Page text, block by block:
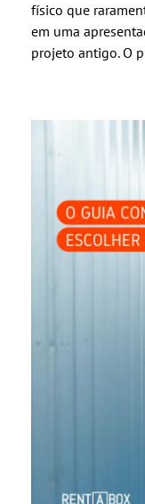
físico que
em uma
projeto antigo. O